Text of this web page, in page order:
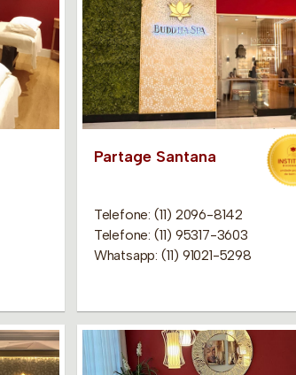
Partage Santana
Telefone: (11) 2096-8142
Telefone: (11) 95317-3603
Whatsapp: (11) 91021-5298